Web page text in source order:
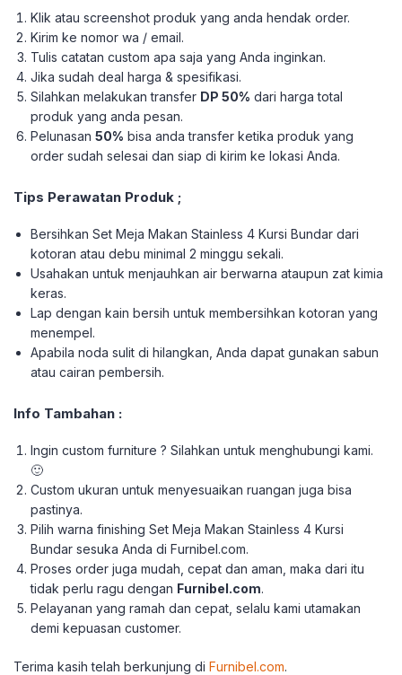
Klik atau screenshot produk yang anda hendak order.
Kirim ke nomor wa / email.
Tulis catatan custom apa saja yang Anda inginkan.
Jika sudah deal harga & spesifikasi.
Silahkan melakukan transfer DP 50% dari harga total
produk yang anda pesan.
Pelunasan50% bisa anda transfer ketika produk yang
order sudah selesai dan siap di kirim ke lokasi Anda.
Tips Perawatan Produk ;
Bersihkan Set Meja Makan Stainless 4 Kursi Bundar dari
kotoran atau debu minimal 2 minggu sekali.
Usahakan untuk menjauhkan air berwarna ataupun zat kimia
keras.
Lap dengan kain bersih untuk membersihkan kotoran yang
menempel.
Apabila noda sulit di hilangkan, Anda dapat gunakan sabun
atau cairan pembersih.
Info Tambahan :
Ingin custom furniture ? Silahkan untuk menghubungi kami.
🙂
Custom ukuran untuk menyesuaikan ruangan juga bisa
pastinya.
Pilih warna finishing Set Meja Makan Stainless 4 Kursi
Bundar sesuka Anda di Furnibel.com.
Proses order juga mudah, cepat dan aman, maka dari itu
tidak perlu ragu dengan Furnibel.com.
Pelayanan yang ramah dan cepat, selalu kami utamakan
demi kepuasan customer.
Terima kasih telah berkunjung di Furnibel.com.